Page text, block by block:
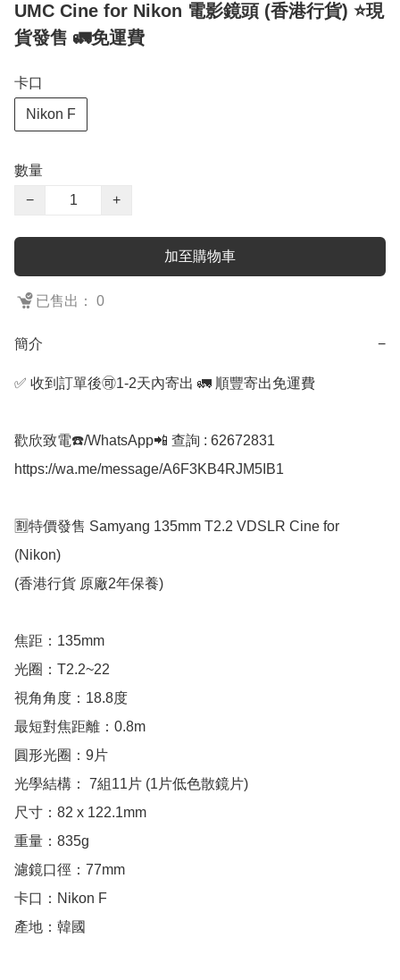
UMC Cine for Nikon 電影鏡頭 (香港行貨) ⭐️現
貨發售 🚛免運費
卡口
Nikon F
數量
−
+
加至購物車
已售出： 0
簡介 −
✅ 收到訂單後🉑1-2天內寄出 🚛 順豐寄出免運費
歡欣致電☎️/WhatsApp📲 查詢 : 62672831
https://wa.me/message/A6F3KB4RJM5IB1
🈹特價發售 Samyang 135mm T2.2 VDSLR Cine for
(Nikon)
(香港行貨 原廠2年保養)
焦距：135mm
光圈：T2.2~22
視角角度：18.8度
最短對焦距離：0.8m
圓形光圈：9片
光學結構： 7組11片 (1片低色散鏡片)
尺寸：82 x 122.1mm
重量：835g
濾鏡口徑：77mm
卡口：Nikon F
產地：韓國